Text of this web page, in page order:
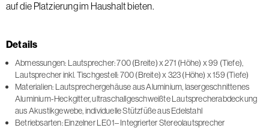
auf die Platzierung im Haushalt bieten.
Details
Abmessungen: Lautsprecher: 700 (Breite) x 271 (Höhe) x 99 (Tiefe),
Lautsprecher inkl. Tischgestell: 700 (Breite) x 323 (Höhe) x 159 (Tiefe)
Materialien: Lautsprechergehäuse aus Aluminium, lasergeschnittenes
Aluminium-Heckgitter, ultraschallgeschweißte Lautsprecherabdeckung
aus Akustikgewebe, individuelle Stützfüße aus Edelstahl
Betriebsarten: Einzelner LE01– Integrierter Stereolautsprecher